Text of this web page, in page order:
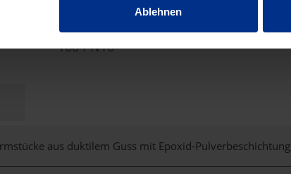
Ablehnen
Flanschdichtung DN
100 PN16
aus duktilem Guss mit Epoxid-Pulverbeschichtung